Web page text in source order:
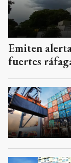
Emiten
fuertes